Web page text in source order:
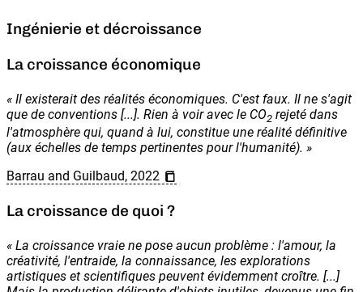
Ingénierie et décroissance
La croissance économique
« Il existerait des réalités économiques. C'est faux. Il ne s'agit
que de conventions [...]. Rien à voir avec le CO2 rejeté dans
l'atmosphère qui, quand à lui, constitue une réalité définitive
(aux échelles de temps pertinentes pour l'humanité). »
Barrau and Guilbaud, 2022
La croissance de quoi ?
« La croissance vraie ne pose aucun problème : l'amour, la
créativité, l'entraide, la connaissance, les explorations
artistiques et scientifiques peuvent évidemment croître. [...]